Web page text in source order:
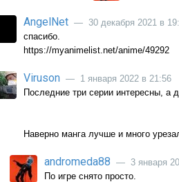
AngelNet — 30 декабря 2021 в
спасибо.
https://myanimelist.net/anime/49292
Viruson — 1 января 2022 в 21:56
Последние три серии интересны, а
Наверно манга лучше и много
andromeda88 — 3 января
По игре снято просто.